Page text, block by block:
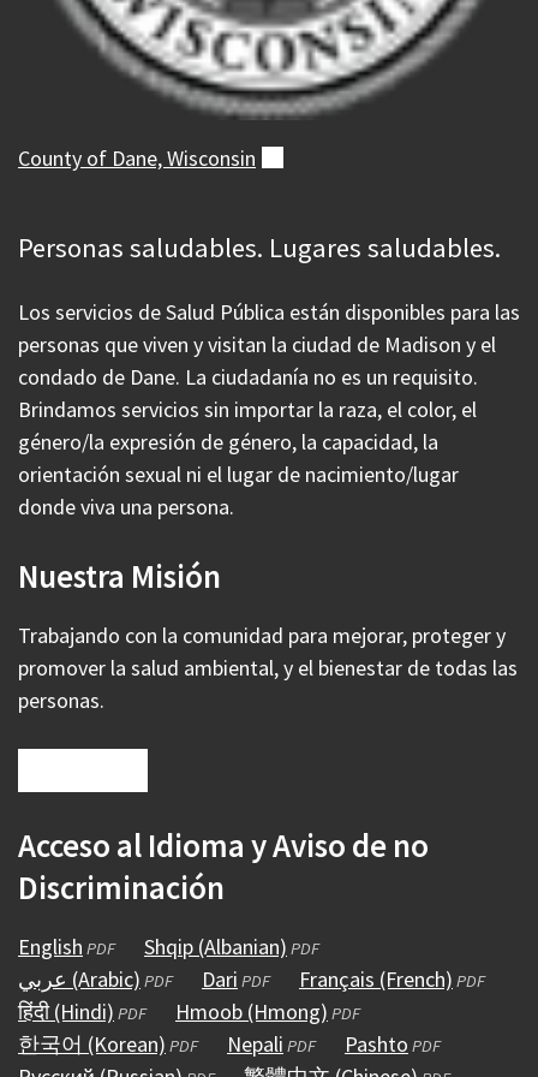
County of Dane,Wisconsin
Personas saludables. Lugares saludables.
Los servicios de Salud Pública están disponibles para las
personas que viven y visitan la ciudad de Madison y el
condado de Dane. La ciudadanía no es un requisito.
Brindamos servicios sin importar la raza, el color, el
género/la expresión de género, la capacidad, la
orientación sexual ni el lugar de nacimiento/lugar
donde viva una persona.
Nuestra Misión
Trabajando con la comunidad para mejorar, proteger y
promover la salud ambiental, y el bienestar de todas las
personas.
Acceso al Idioma y Aviso de no
Discriminación
English(abre
en
una
nueva
PDF Shqip (Albanian)(abre
en
una
nueva
PDF
عربي (Arabic)(abre
en
una
PDF Dari(abre
en
una
PDF Français (French)(abre
PDF
हिंदी (Hindi)(abre
en
PDF Hmoob (Hmong)(abre
en
PDF
한국어 (Korean)(abre
PDF Nepali(abre
PDF Pashto(abre
PDF